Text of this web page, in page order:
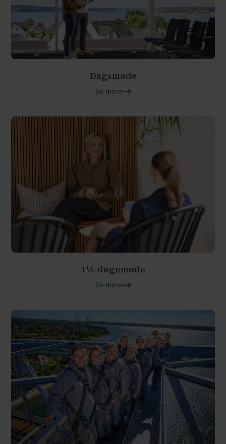
Dagsmøde
Se mere
1½-døgnmøde
Se mere